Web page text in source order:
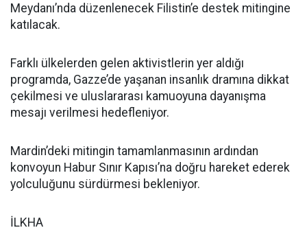
Meydanı’nda düzenlenecek Filistin’e destek mitingine
katılacak.
Farklı ülkelerden gelen aktivistlerin yer aldığı
programda, Gazze’de yaşanan insanlık dramına dikkat
çekilmesi ve uluslararası kamuoyuna dayanışma
mesajı verilmesi hedefleniyor.
Mardin’deki mitingin tamamlanmasının ardından
konvoyun Habur Sınır Kapısı’na doğru hareket ederek
yolculuğunu sürdürmesi bekleniyor.
İLKHA